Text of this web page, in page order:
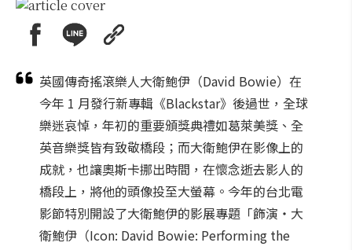
英國傳奇搖滾樂人大衛鮑伊（David Bowie）在
今年 1 月發行新專輯《Blackstar》後過世，全球
樂迷哀悼，年初的重要頒獎典禮如葛萊美獎、全
英音樂獎皆有致敬橋段；而大衛鮑伊在影像上的
成就，也讓奧斯卡挪出時間，在懷念逝去影人的
橋段上，將他的頭像投至大螢幕。今年的台北電
影節特別開設了大衛鮑伊的影展專題「飾演‧大
衛鮑伊（Icon: David Bowie: Performing the